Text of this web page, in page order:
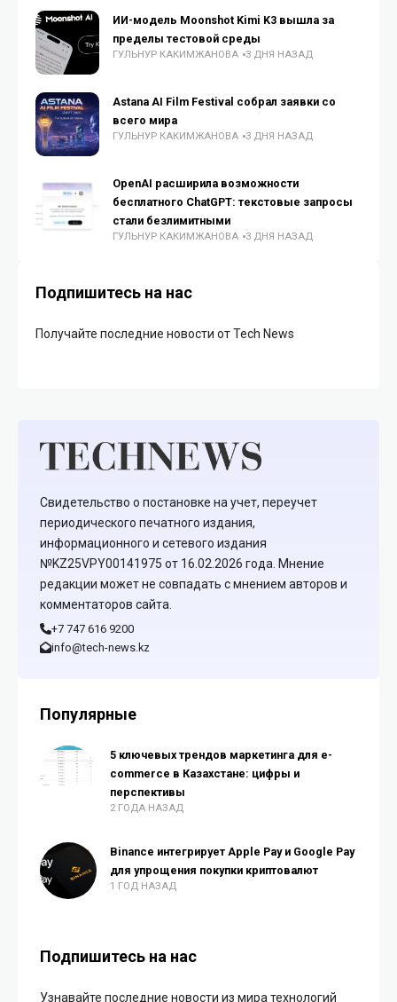
ИИ-модель Moonshot Kimi K3 вышла за
пределы тестовой среды
ГУЛЬНУР КАКИМЖАНОВА 3 ДНЯ НАЗАД
Astana AI Film Festival собрал заявки со
всего мира
ГУЛЬНУР КАКИМЖАНОВА 3 ДНЯ НАЗАД
OpenAI расширила возможности
бесплатного ChatGPT: текстовые запросы
стали безлимитными
ГУЛЬНУР КАКИМЖАНОВА 3 ДНЯ НАЗАД
Подпишитесь на нас
Получайте последние новости от Tech News
Свидетельство о постановке на учет, переучет
периодического печатного издания,
информационного и сетевого издания
№KZ25VPY00141975 от 16.02.2026 года. Мнение
редакции может не совпадать с мнением авторов и
комментаторов сайта.
+7 747 616 9200
info@tech-news.kz
Популярные
5 ключевых трендов маркетинга для e-
commerce в Казахстане: цифры и
перспективы
2 ГОДА НАЗАД
Binance интегрирует Apple Pay и Google Pay
для упрощения покупки криптовалют
1 ГОД НАЗАД
Подпишитесь на нас
Узнавайте последние новости из мира технологий